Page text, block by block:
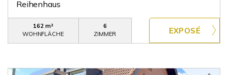
Reihenhaus
162 m²
WOHNFLÄCHE
6
ZIMMER